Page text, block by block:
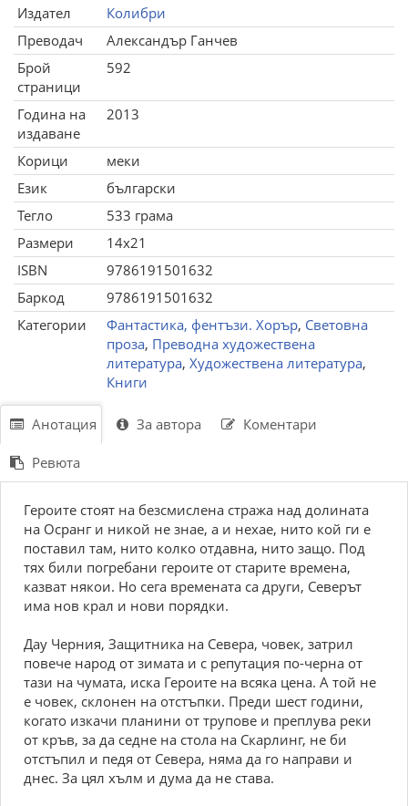
Издател
Колибри
Преводач
Александър Ганчев
Брой
страници
592
Година на
издаване
2013
Корици
меки
Език
български
Тегло
533 грама
Размери
14x21
ISBN
9786191501632
Баркод
9786191501632
Категории
Фантастика, фентъзи. Хорър, Световна
проза, Преводна художествена
литература, Художествена литература,
Книги
Анотация За автора Коментари
Ревюта
Героите стоят на безсмислена стража над долината
на Осранг и никой не знае, а и нехае, нито кой ги е
поставил там, нито колко отдавна, нито защо. Под
тях били погребани героите от старите времена,
казват някои. Но сега времената са други, Северът
има нов крал и нови порядки.
Дау Черния, Защитника на Севера, човек, затрил
повече народ от зимата и с репутация по-черна от
тази на чумата, иска Героите на всяка цена. А той не
е човек, склонен на отстъпки. Преди шест години,
когато изкачи планини от трупове и преплува реки
от кръв, за да седне на стола на Скарлинг, не би
отстъпил и педя от Севера, няма да го направи и
днес. За цял хълм и дума да не става.